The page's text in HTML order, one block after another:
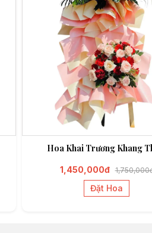
Hoa Khai Trương Khang
1,450,000đ
Đặt Hoa